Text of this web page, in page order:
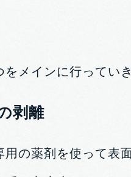
をメインに行ってい
剥離
用の薬剤を使って表